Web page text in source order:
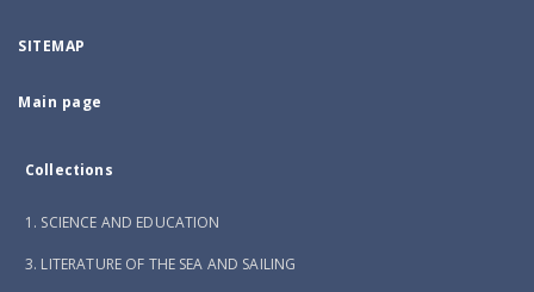
SITEMAP
Main page
Collections
1. SCIENCE AND EDUCATION
3. LITERATURE OF THE SEA AND SAILING